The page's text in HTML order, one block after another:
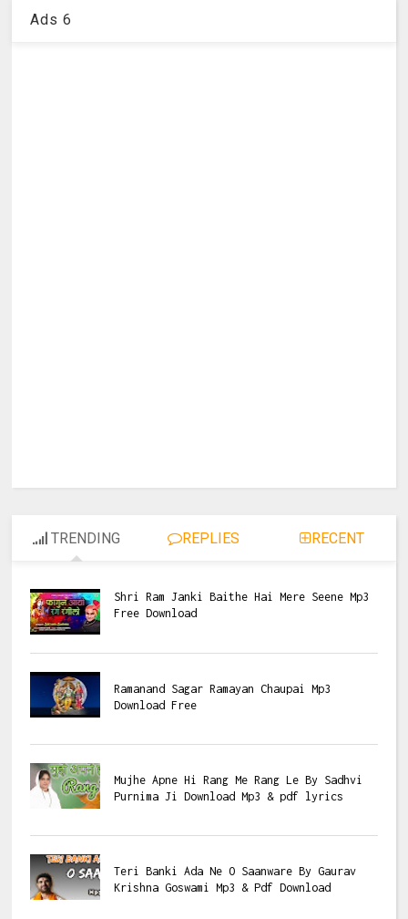
Ads 6
TRENDING REPLIES RECENT
Shri Ram Janki Baithe Hai Mere Seene Mp3
Free Download
Ramanand Sagar Ramayan Chaupai Mp3
Download Free
Mujhe Apne Hi Rang Me Rang Le By Sadhvi
Purnima Ji Download Mp3 & pdf lyrics
Teri Banki Ada Ne O Saanware By Gaurav
Krishna Goswami Mp3 & Pdf Download